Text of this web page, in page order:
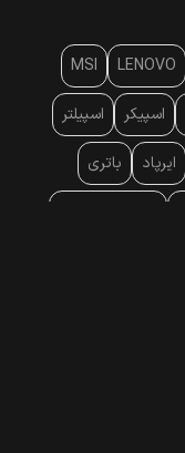
LENOVO
MSI
اسپیکر اسپیلتر
ایرپاد باتری